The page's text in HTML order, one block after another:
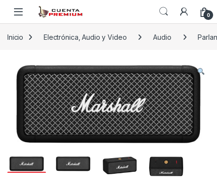
Skip to navigation
Skip to content
0
Inicio Electrónica, Audio y Video Audio